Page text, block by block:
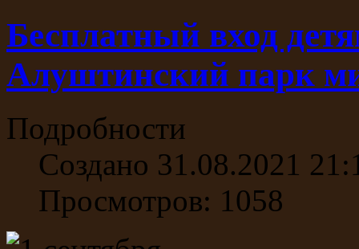
Бесплатный вход
Алуштинский парк
Подробности
Создано 31.08.2021
Просмотров: 1058